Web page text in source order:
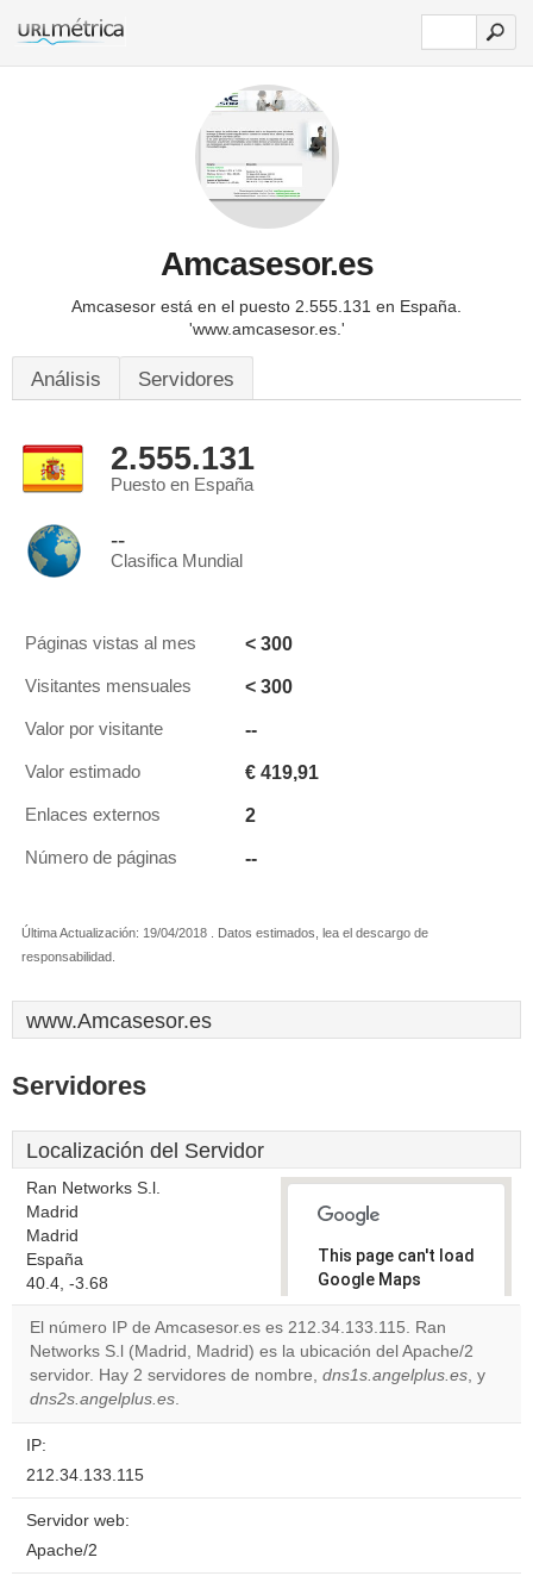
Amcasesor.es
Amcasesor está en el puesto 2.555.131 en España.
'www.amcasesor.es.'
Análisis Servidores
2.555.131
Puesto en España
--
Clasifica Mundial
Páginas vistas al mes < 300
Visitantes mensuales < 300
Valor por visitante --
Valor estimado € 419,91
Enlaces externos 2
Número de páginas --
Última Actualización: 19/04/2018 . Datos estimados, lea el descargo de
responsabilidad.
www.Amcasesor.es
Servidores
Localización del Servidor
Ran Networks S.l.
Madrid
Madrid
España
40.4, -3.68
This page can't load
Google Maps
correctly.
Do you
own this
OK
El número IP de Amcasesor.es es 212.34.133.115. Ran
Networks S.l (Madrid, Madrid) es la ubicación del Apache/2
servidor. Hay 2 servidores de nombre, dns1s.angelplus.es, y
dns2s.angelplus.es.
IP:
212.34.133.115
Servidor web:
Apache/2